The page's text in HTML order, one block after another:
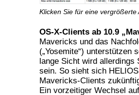
Klicken Sie für eine vergrößerte
OS-X-Clients ab 10.9
Mavericks und das
(„Yosemite“) unterstützen
lange Sicht wird allerdings
sein. So sieht sich
Mavericks-Clients
Ein vorzeitiger Wechsel